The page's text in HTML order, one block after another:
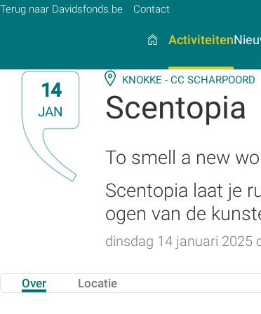
Terug naar Davidsfonds.be Contact
Activiteiten
14
JAN
KNOKKE - CC SCHARPOORD
Scentopia
To smell a new
Scentopia laat je
ogen van de
dinsdag 14 januari 2025
Over Locatie
Zoek:
Zoeken